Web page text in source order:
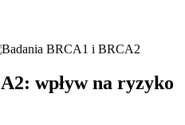
wpływ na ryzyko